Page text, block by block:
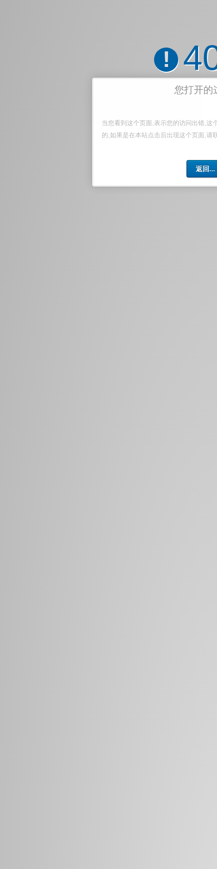
!
您打开的
当您看到这个页面,表示您的访问出错,这
的,如果是在本站点击后出现这个页面,请
返回...